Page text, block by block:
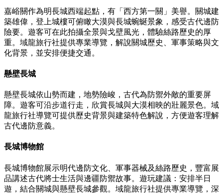
嘉峪關作為明長城西端起點，有「西方第一關」美譽。關城建
築雄偉，登上城樓可俯瞰大漠與長城蜿蜒景象，感受古代邊防
險要。遊客可在此拍攝全景與戈壁風光，體驗絲路歷史的厚
重。域龍旅行社提供專業導覽，解說關城歷史、軍事策略與文
化背景，並安排便捷交通。
懸壁長城
懸壁長城依山勢而建，地勢險峻，古代為防禦外敵的重要屏
障。遊客可沿步道行走，欣賞長城與大漠相映的壯麗景色。域
龍旅行社導覽可提供歷史背景與建築特色解說，方便遊客理解
古代邊防意義。
長城博物館
長城博物館展示明代邊防文化、軍事器械及絲路歷史，豐富展
品講述古代將士生活與邊疆防禦故事。遊玩建議：安排半日
遊，結合關城與懸壁長城參觀。域龍旅行社提供專業導覽，深